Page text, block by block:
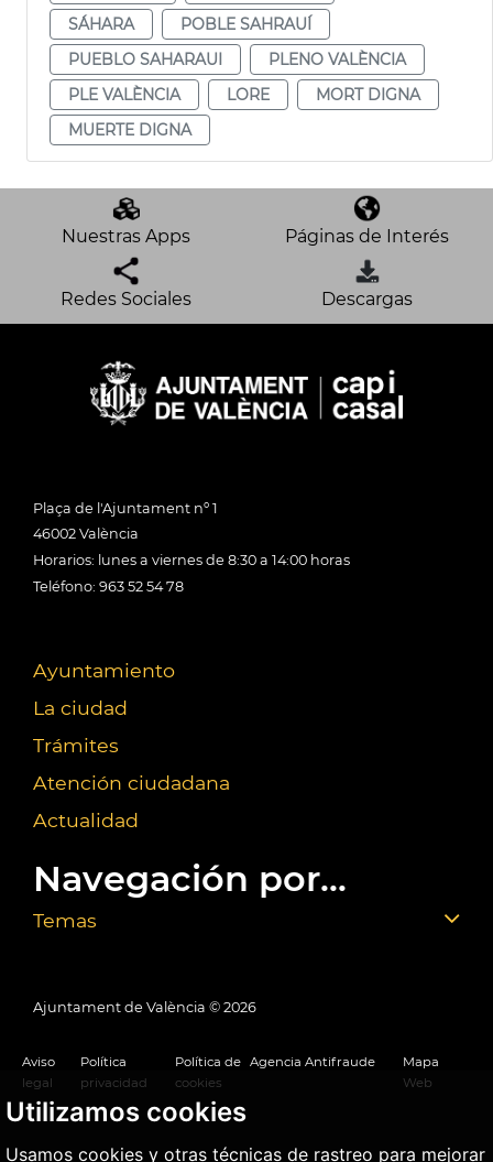
Utilizamos cookies
Usamos cookies y otras técnicas de rastreo para mejorar
SÁHARA
POBLE SAHRAUÍ
PUEBLO SAHARAUI
PLENO VALÈNCIA
PLE VALÈNCIA
LORE
MORT DIGNA
MUERTE DIGNA
Nuestras Apps Páginas de Interés
Redes Sociales Descargas
Plaça de l'Ajuntament nº 1
46002 València
Horarios: lunes a viernes de 8:30 a 14:00 horas
Teléfono: 963 52 54 78
Ayuntamiento
La ciudad
Trámites
Atención ciudadana
Actualidad
Navegación por...
Temas
Ajuntament de València © 2026
Aviso
legal
Política
privacidad
Política de
cookies
Agencia Antifraude
Mapa
Web